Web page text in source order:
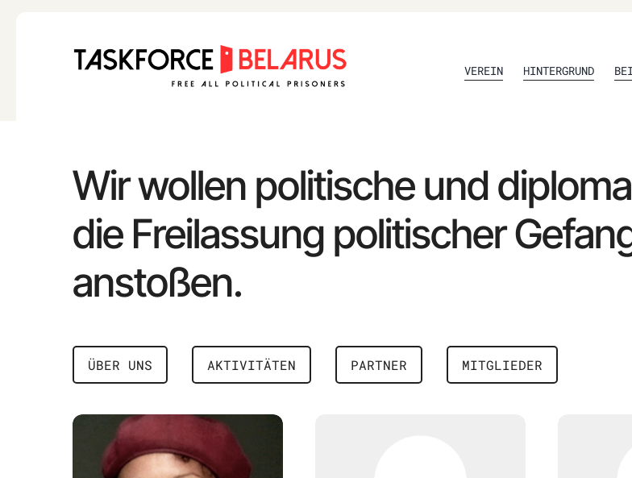
VEREIN HINTERGRUND
Wir wollen politische und
die Freilassung politischer
anstoßen.
ÜBER UNS AKTIVITÄTEN PARTNER MITGLIEDER